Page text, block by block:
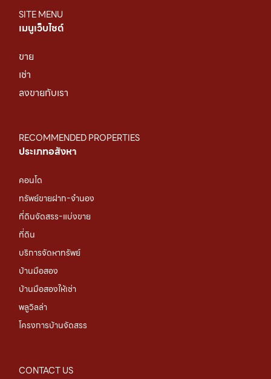
SITE MENU
เมนูเว็บไซต์
ขาย
เช่า
ลงขายกับเรา
RECOMMENDED PROPERTIES
ประเภทอสังหา
คอนโด
ทรัพย์ขายฝาก-จำนอง
ที่ดินจัดสรร-แบ่งขาย
ที่ดิน
บริการจัดหาทรัพย์
บ้านมือสอง
บ้านมือสองให้เช่า
พลูวิลล่า
โครงการบ้านจัดสรร
CONTACT US